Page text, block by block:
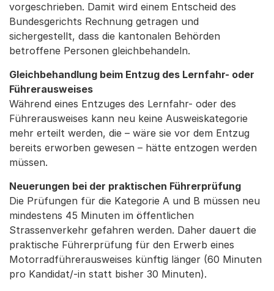
vorgeschrieben. Damit wird einem Entscheid des
Bundesgerichts Rechnung getragen und
sichergestellt, dass die kantonalen Behörden
betroffene Personen gleichbehandeln.
Gleichbehandlung beim Entzug des Lernfahr- oder
Führerausweises
Während eines Entzuges des Lernfahr- oder des
Führerausweises kann neu keine Ausweiskategorie
mehr erteilt werden, die – wäre sie vor dem Entzug
bereits erworben gewesen – hätte entzogen werden
müssen.
Neuerungen bei der praktischen Führerprüfung
Die Prüfungen für die Kategorie A und B müssen neu
mindestens 45 Minuten im öffentlichen
Strassenverkehr gefahren werden. Daher dauert die
praktische Führerprüfung für den Erwerb eines
Motorradführerausweises künftig länger (60 Minuten
pro Kandidat/-in statt bisher 30 Minuten).